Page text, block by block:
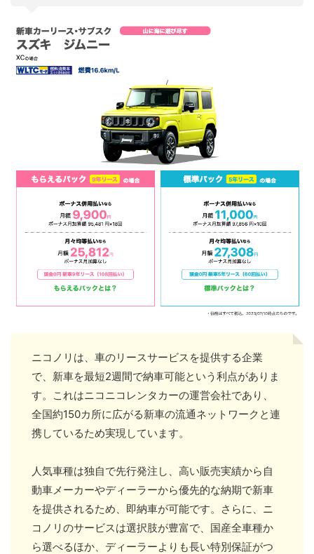
ニコノリは、車のリースサービスを提供する企業
で、新車を最短2週間で納車可能という利点がありま
す。これはニコニコレンタカーの運営会社であり、
全国約150カ所に広がる新車の流通ネットワークと連
携しているため実現しています。
人気車種は独自で先行発注し、高い販売実績から自
動車メーカーやディーラーから優先的な納期で新車
を提供されるため、即納車が可能です。さらに、ニ
コノリのサービスは選択肢が豊富で、国産全車種か
ら選べるほか、ディーラーよりも長い特別保証がつ